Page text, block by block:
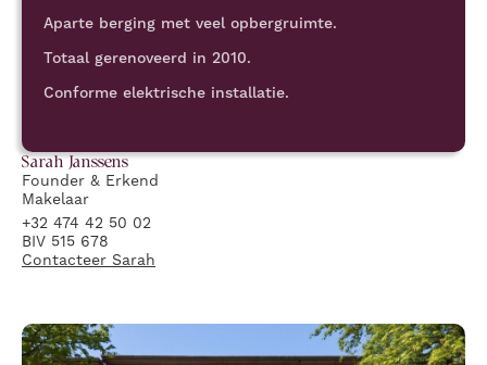
Aparte berging met veel opbergruimte.
Totaal gerenoveerd in 2010.
Conforme elektrische installatie.
Sarah Janssens
Founder & Erkend
Makelaar
+32 474 42 50 02
BIV 515 678
Contacteer Sarah